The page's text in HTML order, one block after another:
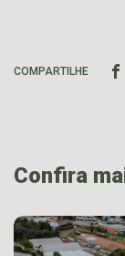
COMPARTILHE
Confira